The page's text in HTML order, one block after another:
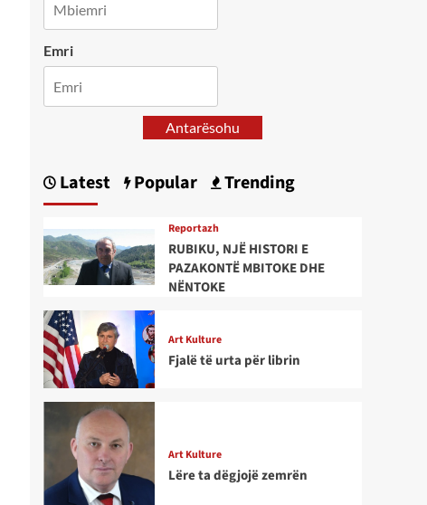
Emri
Antarësohu
Latest Popular Trending
Reportazh
RUBIKU, NJË HISTORI E
PAZAKONTË MBITOKE DHE
NËNTOKE
Art Kulture
Fjalë të urta për librin
Art Kulture
Lëre ta dëgjojë zemrën